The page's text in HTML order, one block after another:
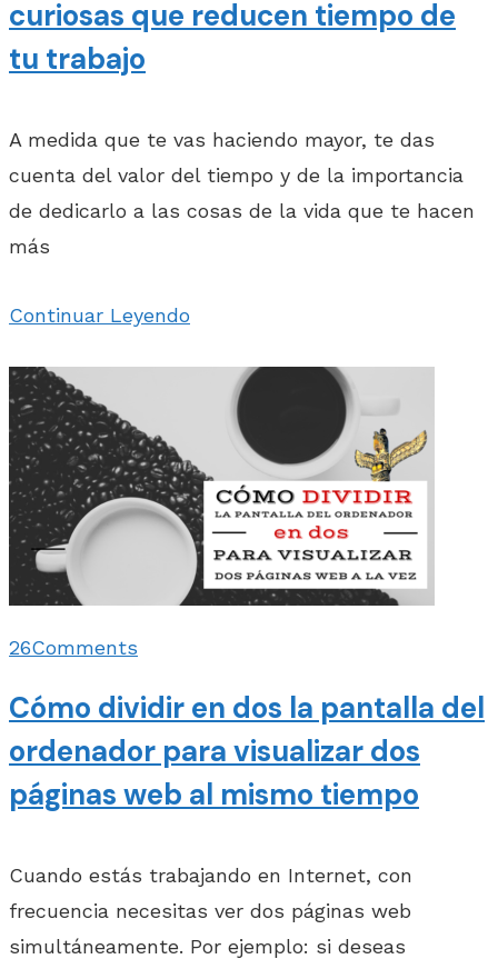
curiosas que reducen tiempo de
tu trabajo
A medida que te vas haciendo mayor, te das
cuenta del valor del tiempo y de la importancia
de dedicarlo a las cosas de la vida que te hacen
más
Continuar Leyendo
26Comments
Cómo dividir en dos la pantalla del
ordenador para visualizar dos
páginas web al mismo tiempo
Cuando estás trabajando en Internet, con
frecuencia necesitas ver dos páginas web
simultáneamente. Por ejemplo: si deseas